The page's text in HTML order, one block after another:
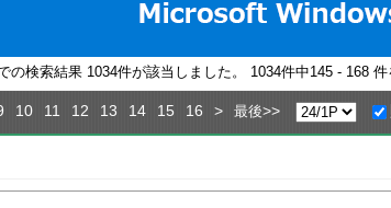
の検索結果 1034件が該当しました。 1034件中145 - 168 件
10 11 12 13 14 15 16 > 最後>>